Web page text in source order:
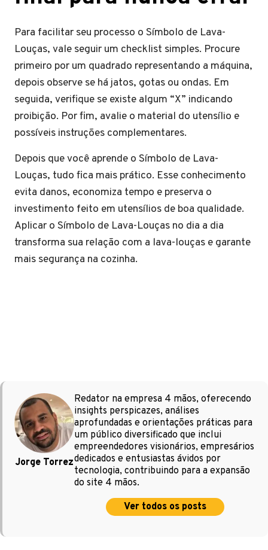
Para facilitar seu processo o Símbolo de Lava-
Louças, vale seguir um checklist simples. Procure
primeiro por um quadrado representando a máquina,
depois observe se há jatos, gotas ou ondas. Em
seguida, verifique se existe algum “X” indicando
proibição. Por fim, avalie o material do utensílio e
possíveis instruções complementares.
Depois que você aprende o Símbolo de Lava-
Louças, tudo fica mais prático. Esse conhecimento
evita danos, economiza tempo e preserva o
investimento feito em utensílios de boa qualidade.
Aplicar o Símbolo de Lava-Louças no dia a dia
transforma sua relação com a lava-louças e garante
mais segurança na cozinha.
Jorge Torrez
Redator na empresa 4 mãos, oferecendo
insights perspicazes, análises
aprofundadas e orientações práticas para
um público diversificado que inclui
empreendedores visionários, empresários
dedicados e entusiastas ávidos por
tecnologia, contribuindo para a expansão
do site 4 mãos.
Ver todos os posts